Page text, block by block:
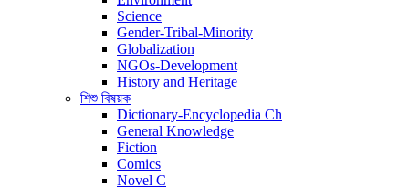
Science
Gender-Tribal-Minority
Globalization
NGOs-Development
History and Heritage
শিশু বিষয়ক
Dictionary-Encyclopedia Ch
General Knowledge
Fiction
Comics
Novel C